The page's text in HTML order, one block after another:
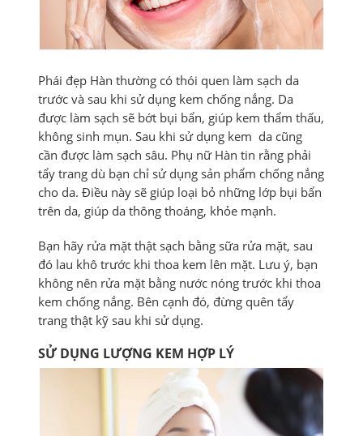
Phái đẹp Hàn thường có thói quen làm sạch da
trước và sau khi sử dụng kem chống nắng. Da
được làm sạch sẽ bớt bụi bẩn, giúp kem thẩm thấu,
không sinh mụn. Sau khi sử dụng kem da cũng
cần được làm sạch sâu. Phụ nữ Hàn tin rằng phải
tẩy trang dù bạn chỉ sử dụng sản phẩm chống nắng
cho da. Điều này sẽ giúp loại bỏ những lớp bụi bẩn
trên da, giúp da thông thoáng, khỏe mạnh.
Bạn hãy rửa mặt thật sạch bằng sữa rửa mặt, sau
đó lau khô trước khi thoa kem lên mặt. Lưu ý, bạn
không nên rửa mặt bằng nước nóng trước khi thoa
kem chống nắng. Bên cạnh đó, đừng quên tẩy
trang thật kỹ sau khi sử dụng.
SỬ DỤNG LƯỢNG KEM HỢP LÝ